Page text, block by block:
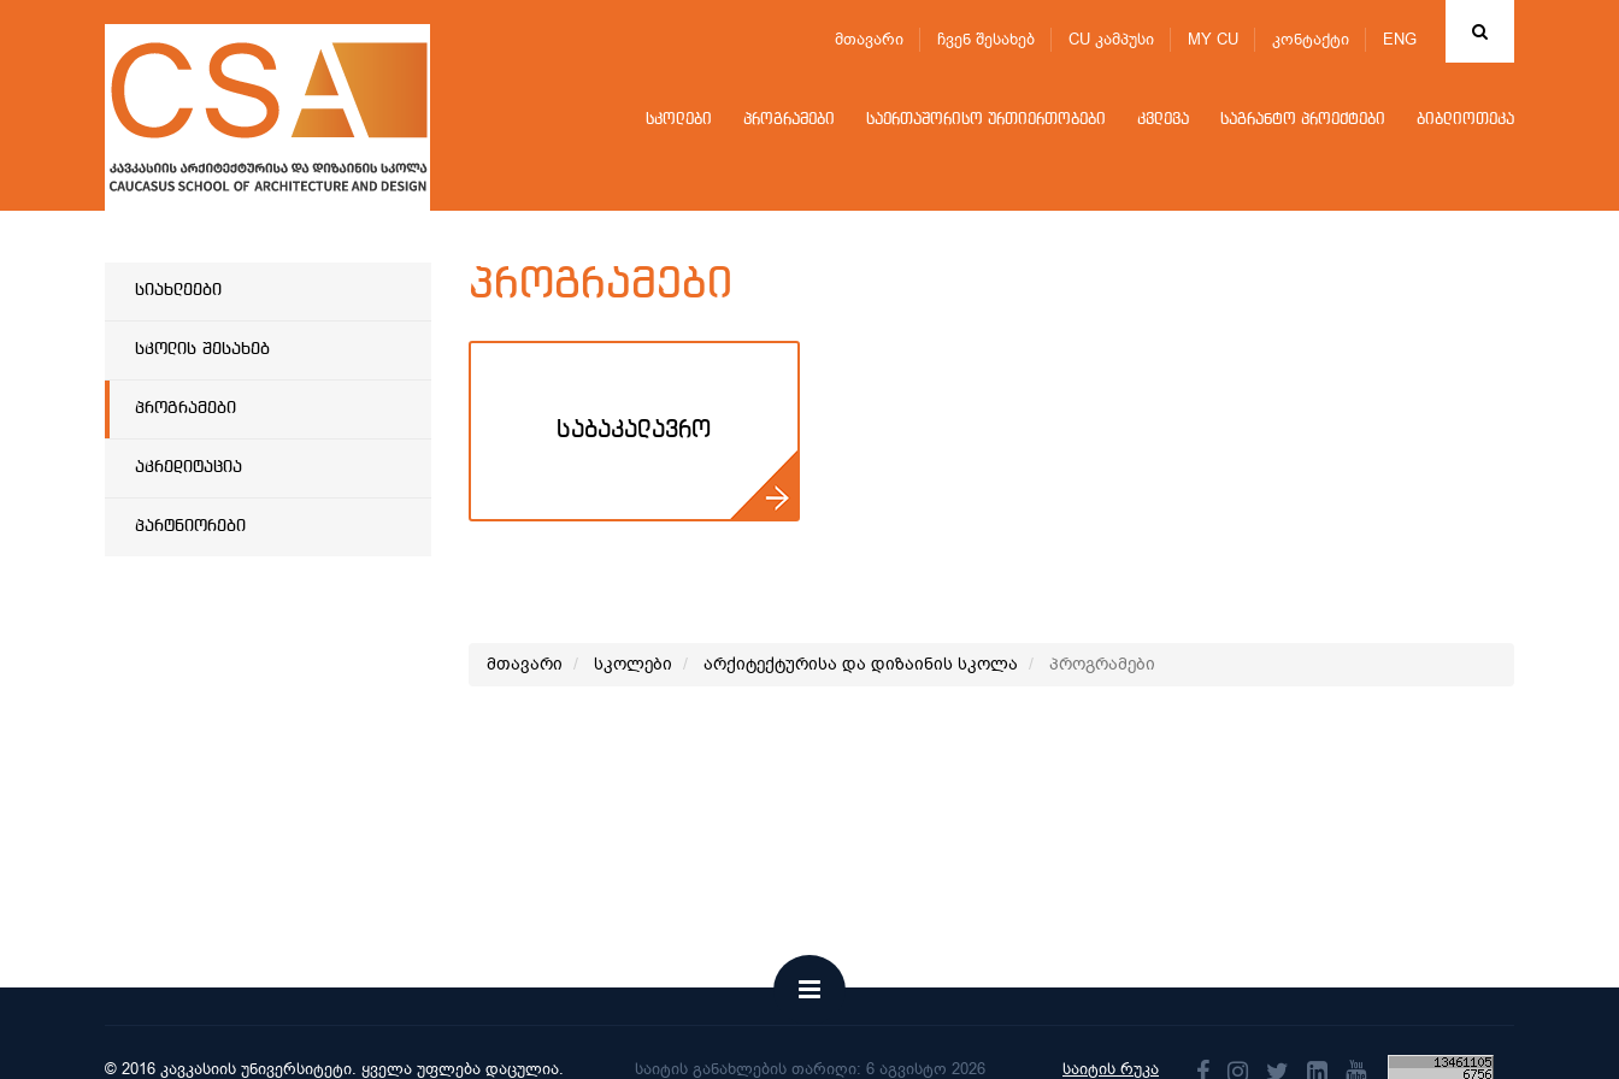
ENG
მთავარი ჩვენ შესახებ CU კამპუსი MY CU კონტაქტი
სკოლები პროგრამები საერთაშორისო ურთიერთობები კვლევა საგრანტო პროექტები ბიბლიოთეკა
სიახლეები
სკოლის შესახებ
პროგრამები
აკრედიტაცია
პარტნიორები
პროგრამები
საბაკალავრო
მთავარი სკოლები არქიტექტურისა და დიზაინის სკოლა პროგრამები
საიტის რუკა
საიტის განახლების თარიღი: 6 აგვისტო 2026
© 2016 კავკასიის უნივერსიტეტი. ყველა უფლება დაცულია.